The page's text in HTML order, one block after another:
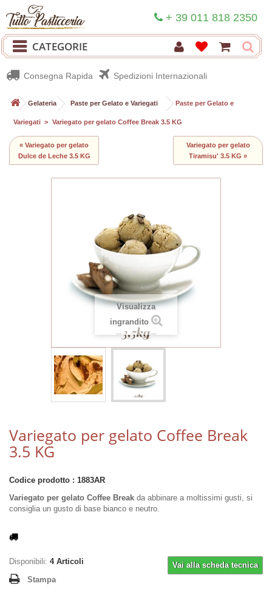
+ 39 011 818 2350
CATEGORIE
Consegna Rapida Spedizioni Internazionali
> Gelateria >Paste per Gelato e Variegati > Paste per Gelato e
Variegati > Variegato per gelato Coffee Break 3.5 KG
« Variegato per gelato
Dulce de Leche 3.5 KG
Variegato per gelato
Tiramisu' 3.5 KG »
Visualizza
ingrandito
Variegato per gelato Coffee Break
3.5 KG
Codice prodotto : 1883AR
Variegato per gelato Coffee Break da abbinare a moltissimi gusti, si
consiglia un gusto di base bianco e neutro.
Vai alla scheda tecnica
Disponibili: 4 Articoli
Stampa